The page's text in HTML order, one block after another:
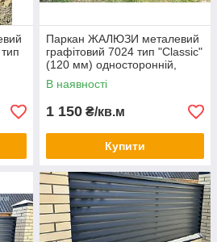
Паркан ЖАЛЮЗИ металевий
графітовий 7024 тип "Classic"
(120 мм) односторонній,
двосторонній покриття
В наявності
1 150 ₴/кв.м
Купити